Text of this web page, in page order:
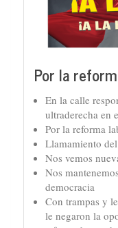
Por la
En la calle
ultraderecha en
Por la reforma
Llamamiento
Nos vemos
Nos
democracia
Con trampas y
le negaron la